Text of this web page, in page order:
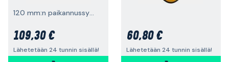
120 mm:n paikannussyvyys
109,30 €
Lähetetään 24 tunnin sisällä!
60,80 €
Lähetetään 24 tunnin sisällä!